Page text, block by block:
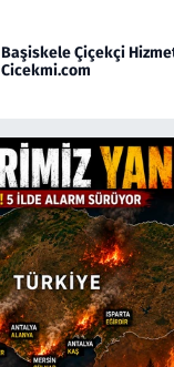
Başiskele Çiçekçi
Cicekmi.com